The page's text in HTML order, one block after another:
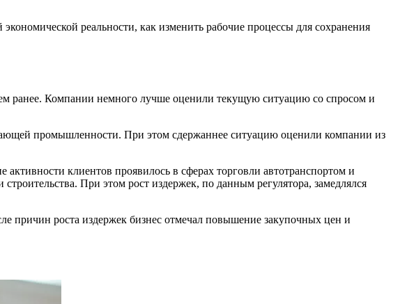
реальности, как изменить рабочие процессы для сохранения
ранее. Компании немного лучше оценили текущую ситуацию со спросом и
промышленности. При этом сдержаннее ситуацию оценили компании из
клиентов проявилось в сферах торговли автотранспортом и
При этом рост издержек, по данным регулятора, замедлялся
причин роста издержек бизнес отмечал повышение закупочных цен и